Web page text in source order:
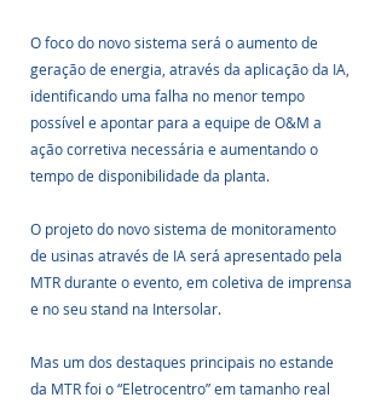
O foco do novo sistema será o aumento de
geração de energia, através da aplicação da IA,
identificando uma falha no menor tempo
possível e apontar para a equipe de O&M a
ação corretiva necessária e aumentando o
tempo de disponibilidade da planta.
O projeto do novo sistema de monitoramento
de usinas através de IA será apresentado pela
MTR durante o evento, em coletiva de imprensa
e no seu stand na Intersolar.
Mas um dos destaques principais no estande
da MTR foi o “Eletrocentro” em tamanho real